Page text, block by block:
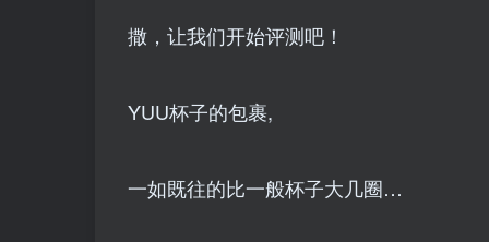
撒，让我们开始评测吧！
YUU杯子的包裹,
一如既往的比一般杯子大几圈…